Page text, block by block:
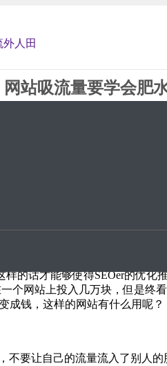
人田
站吸流量要学会肥
的话才能够使得SEOer的优
个网站上投入几万块，但是终
成钱，这样的网站有什么用呢？
要让自己的流量流入了别人的